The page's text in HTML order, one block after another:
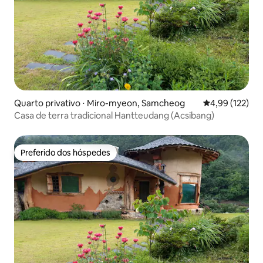
Quarto privativo ⋅ Miro-myeon, Samcheog 4,99 de uma
4,99 (122)
Casa de terra tradicional Hantteudang (Acsibang)
Preferido dos hóspedes
Preferido dos hóspedes